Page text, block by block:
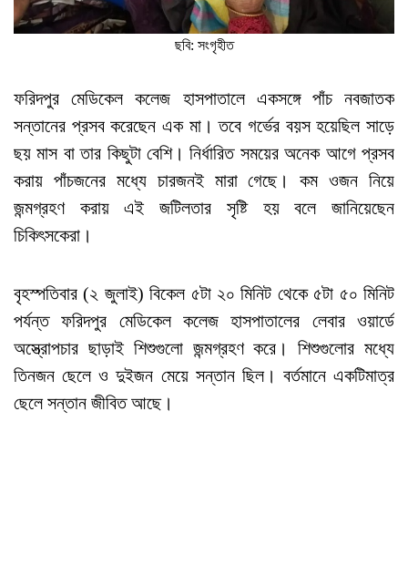
ছবি: সংগৃহীত
ফরিদপুর মেডিকেল কলেজ হাসপাতালে একসঙ্গে পাঁচ নবজাতক
সন্তানের প্রসব করেছেন এক মা। তবে গর্ভের বয়স হয়েছিল সাড়ে
ছয় মাস বা তার কিছুটা বেশি। নির্ধারিত সময়ের অনেক আগে প্রসব
করায় পাঁচজনের মধ্যে চারজনই মারা গেছে। কম ওজন নিয়ে
জন্মগ্রহণ করায় এই জটিলতার সৃষ্টি হয় বলে জানিয়েছেন
চিকিৎসকেরা।
বৃহস্পতিবার (২ জুলাই) বিকেল ৫টা ২০ মিনিট থেকে ৫টা ৫০ মিনিট
পর্যন্ত ফরিদপুর মেডিকেল কলেজ হাসপাতালের লেবার ওয়ার্ডে
অস্ত্রোপচার ছাড়াই শিশুগুলো জন্মগ্রহণ করে। শিশুগুলোর মধ্যে
তিনজন ছেলে ও দুইজন মেয়ে সন্তান ছিল। বর্তমানে একটিমাত্র
ছেলে সন্তান জীবিত আছে।